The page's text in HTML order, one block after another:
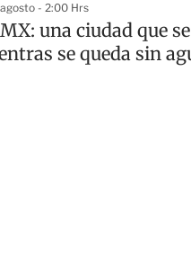
- 2:00 Hrs
una ciudad que
se queda sin